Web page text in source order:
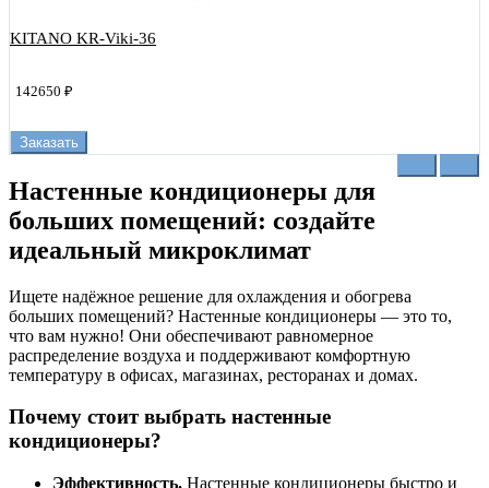
KITANO KR-Viki-36
142650 ₽
Заказать
Настенные кондиционеры для
больших помещений: создайте
идеальный микроклимат
Ищете надёжное решение для охлаждения и обогрева
больших помещений? Настенные кондиционеры — это то,
что вам нужно! Они обеспечивают равномерное
распределение воздуха и поддерживают комфортную
температуру в офисах, магазинах, ресторанах и домах.
Почему стоит выбрать настенные
кондиционеры?
Эффективность. Настенные кондиционеры быстро и